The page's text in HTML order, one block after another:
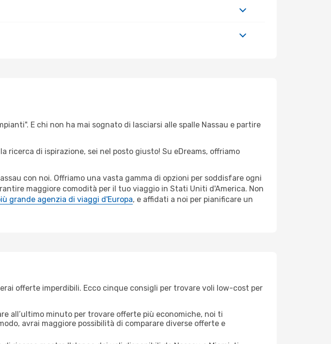
E chi non ha mai sognato di lasciarsi alle spalle Nassau e partire
ricerca di ispirazione, sei nel posto giusto! Su eDreams, offriamo
con noi. Offriamo una vasta gamma di opzioni per soddisfare ogni
maggiore comodità per il tuo viaggio in Stati Uniti d'America. Non
grande agenzia di viaggi d'Europa, e affidati a noi per pianificare un
offerte imperdibili. Ecco cinque consigli per trovare voli low-cost per
all’ultimo minuto per trovare offerte più economiche, noi ti
avrai maggiore possibilità di comparare diverse offerte e